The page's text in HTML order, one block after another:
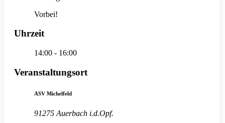
Vorbei!
Uhrzeit
14:00 - 16:00
Veranstaltungsort
ASV Michelfeld
91275 Auerbach i.d.Opf.